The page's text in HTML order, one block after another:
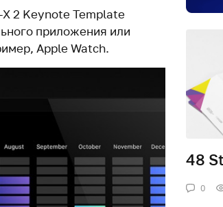
2 Keynote Template
приложения или
Apple Watch.
48
0